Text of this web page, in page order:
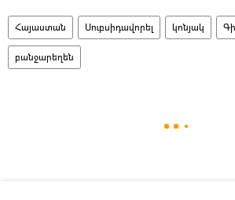
Հայաստան Սուբսիդավորել կոնյակ
բանջարեղեն